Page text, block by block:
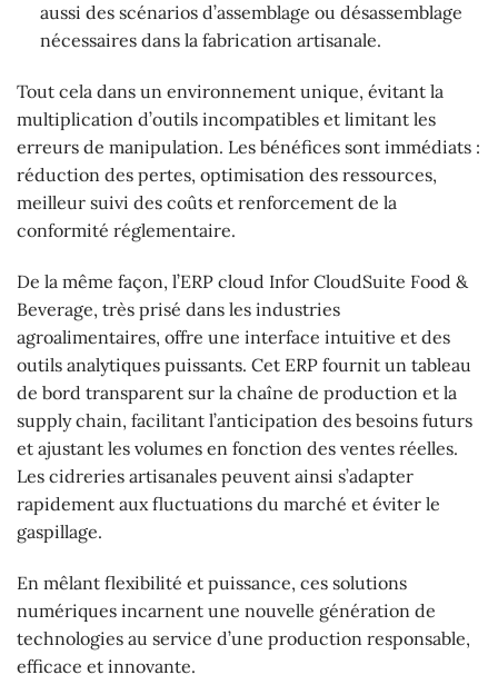
aussi des scénarios d’assemblage ou désassemblage
nécessaires dans la fabrication artisanale.
Tout cela dans un environnement unique, évitant la
multiplication d’outils incompatibles et limitant les
erreurs de manipulation. Les bénéfices sont immédiats :
réduction des pertes, optimisation des ressources,
meilleur suivi des coûts et renforcement de la
conformité réglementaire.
De la même façon, l’ERP cloud Infor CloudSuite Food &
Beverage, très prisé dans les industries
agroalimentaires, offre une interface intuitive et des
outils analytiques puissants. Cet ERP fournit un tableau
de bord transparent sur la chaîne de production et la
supply chain, facilitant l’anticipation des besoins futurs
et ajustant les volumes en fonction des ventes réelles.
Les cidreries artisanales peuvent ainsi s’adapter
rapidement aux fluctuations du marché et éviter le
gaspillage.
En mêlant flexibilité et puissance, ces solutions
numériques incarnent une nouvelle génération de
technologies au service d’une production responsable,
efficace et innovante.